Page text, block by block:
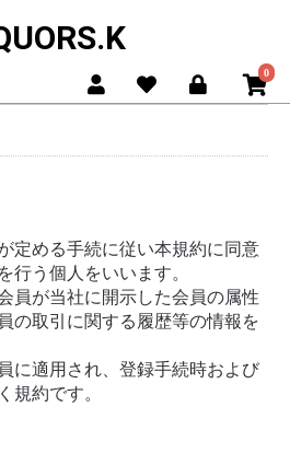
0
定める手続に従い本規約に同意
行う個人をいいます。
員が当社に開示した会員の属性
の取引に関する履歴等の情報を
に適用され、登録手続時および
規約です。